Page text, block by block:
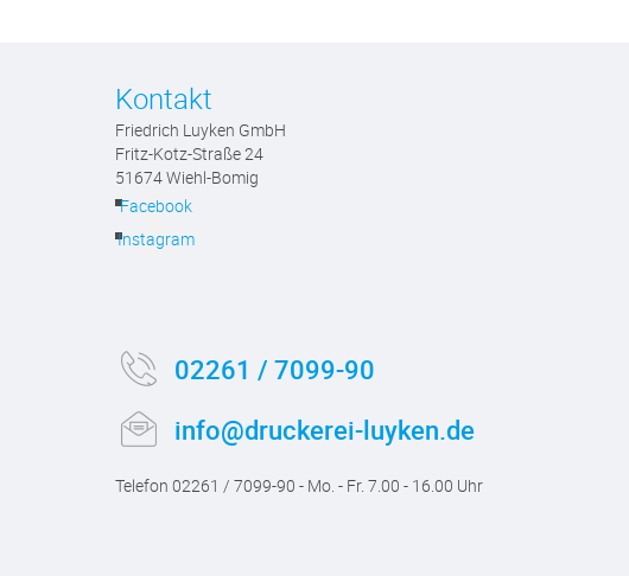
Kontakt
Friedrich Luyken GmbH
Fritz-Kotz-Straße 24
51674 Wiehl-Bomig
Facebook
Instagram
02261 / 7099-90
info@druckerei-luyken.de
Telefon 02261 / 7099-90 - Mo. - Fr. 7.00 - 16.00 Uhr